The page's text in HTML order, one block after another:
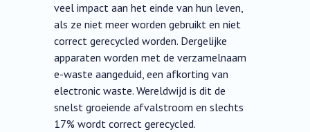
veel impact aan het einde van hun leven,
als ze niet meer worden gebruikt en niet
correct gerecycled worden. Dergelijke
apparaten worden met de verzamelnaam
e-waste aangeduid, een afkorting van
electronic waste. Wereldwijd is dit de
snelst groeiende afvalstroom en slechts
17% wordt correct gerecycled.